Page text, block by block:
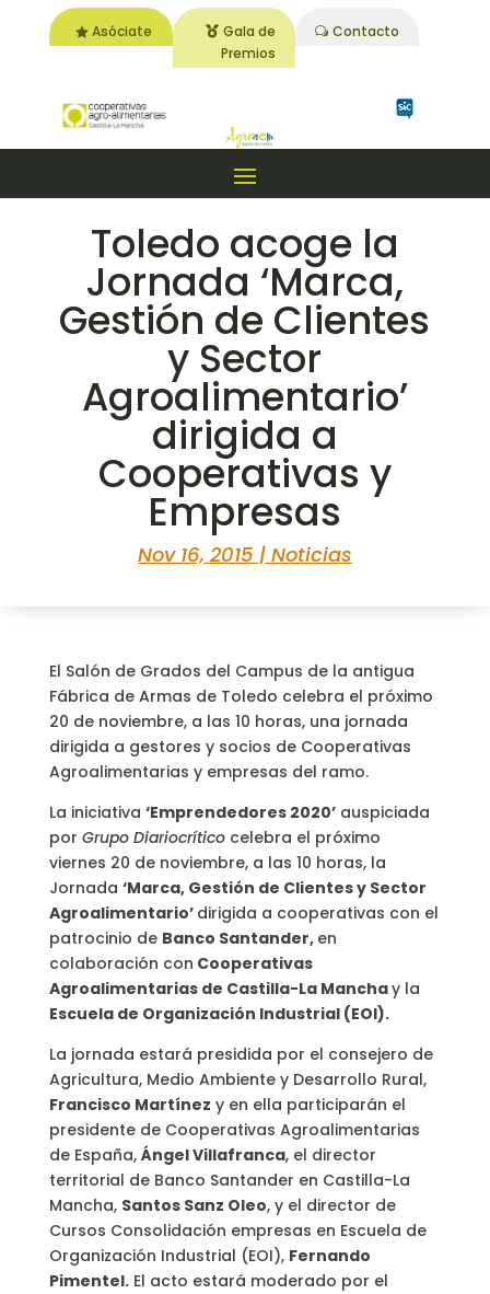
Asóciate
Gala de
Premios
Contacto
Toledo acoge la
Jornada ‘Marca,
Gestión de Clientes
y Sector
Agroalimentario’
dirigida a
Cooperativas y
Empresas
Nov 16, 2015 | Noticias
El Salón de Grados del Campus de la antigua
Fábrica de Armas de Toledo celebra el próximo
20 de noviembre, a las 10 horas, una jornada
dirigida a gestores y socios de Cooperativas
Agroalimentarias y empresas del ramo.
La iniciativa ‘Emprendedores 2020’auspiciada
por Grupo Diariocríticocelebra el próximo
viernes 20 de noviembre, a las 10 horas, la
Jornada ‘Marca, Gestión de Clientes y Sector
Agroalimentario’ dirigida a cooperativas con el
patrocinio de Banco Santander, en
colaboración con Cooperativas
Agroalimentarias de Castilla-La Manchay la
Escuela de Organización Industrial (EOI).
La jornada estará presidida por el consejero de
Agricultura, Medio Ambiente y Desarrollo Rural,
Francisco Martínez y en ella participarán el
presidente de Cooperativas Agroalimentarias
de España, Ángel Villafranca, el director
territorial de Banco Santander en Castilla-La
Mancha, Santos Sanz Oleo, y el director de
Cursos Consolidación empresas en Escuela de
Organización Industrial (EOI), Fernando
Pimentel.El acto estará moderado por el